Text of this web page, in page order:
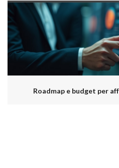
Roadmap e budget per